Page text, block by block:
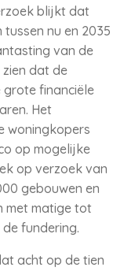
blijkt dat
nu en 2035
van de
zien dat de
financiële
Het
woningkopers
op mogelijke
op verzoek van
gebouwen en
met matige tot
fundering.
acht op de tien